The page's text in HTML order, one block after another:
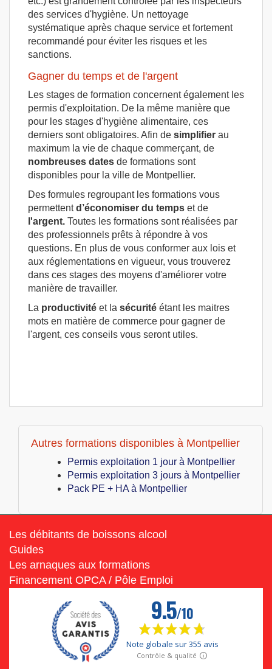
des services d'hygiène. Un nettoyage
systématique après chaque service et fortement
recommandé pour éviter les risques et les
sanctions.
Gagner du temps et de l'argent
Les stages de formation concernent également les
permis d'exploitation. De la même manière que
pour les stages d'hygiène alimentaire, ces
derniers sont obligatoires. Afin de simplifier au
maximum la vie de chaque commerçant, de
nombreuses dates de formations sont
disponibles pour la ville de Montpellier.
Des formules regroupant les formations vous
permettentd’économiser du temps et de
l'argent. Toutes les formations sont réalisées par
des professionnels prêts à répondre à vos
questions. En plus de vous conformer aux lois et
aux réglementations en vigueur, vous trouverez
dans ces stages des moyens d'améliorer votre
manière de travailler.
La productivité et la sécurité étant les maitres
mots en matière de commerce pour gagner de
l'argent, ces conseils vous seront utiles.
Autres formations disponibles à Montpellier
Permis exploitation 1 jour à Montpellier
Permis exploitation 3 jours à Montpellier
Pack PE + HA à Montpellier
Les débitants de boissons alcool
Guides
Les arnaques aux formations
Financement OPCA / Pôle Emploi